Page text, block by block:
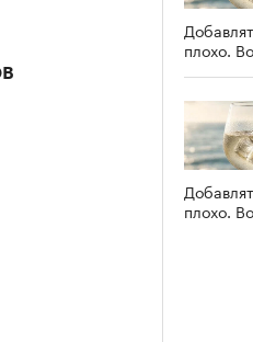
плохо.
плохо.